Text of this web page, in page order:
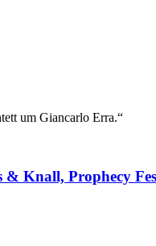
um Giancarlo Erra.“
Knall, Prophecy